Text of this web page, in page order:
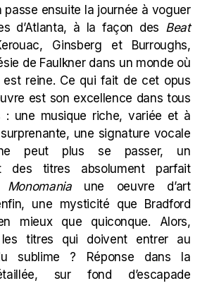
passe ensuite la journée à voguer
d’Atlanta, à la façon des Beat
Ginsberg et Burroughs,
de Faulkner dans un monde où
est reine. Ce qui fait de cet opus
est son excellence dans tous
: une musique riche, variée et à
une signature vocale
peut plus se passer, un
des titres absolument parfait
Monomaniaune oeuvre d’art
une mysticité que Bradford
mieux que quiconque. Alors,
titres qui doivent entrer au
sublime ? Réponse dans la
sur fond d’escapade